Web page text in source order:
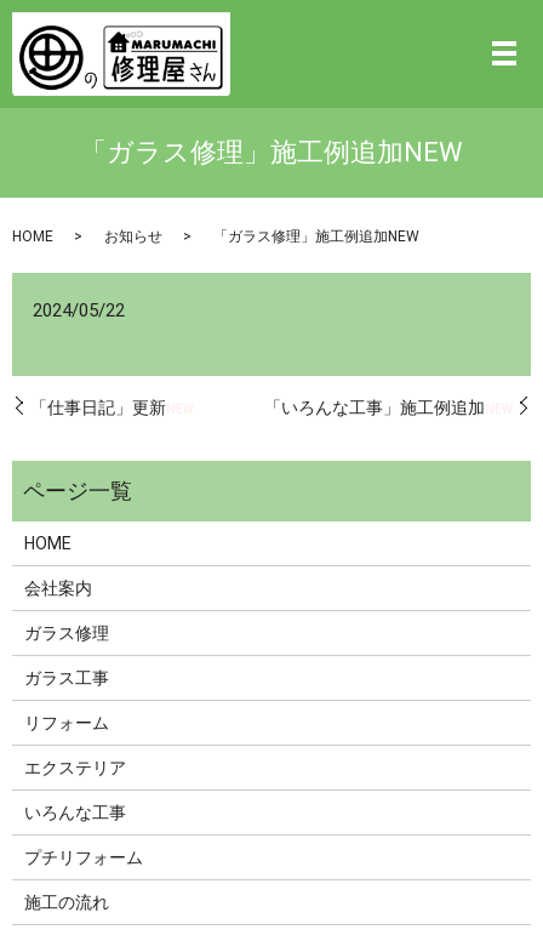
「ガラス修理」施工例追加NEW
HOME お知らせ 「ガラス修理」施工例追加NEW
2024/05/22
「仕事日記」更新 「いろんな工事」施工例追加
HOME
会社案内
ガラス修理
ガラス工事
リフォーム
エクステリア
いろんな工事
プチリフォーム
施工の流れ